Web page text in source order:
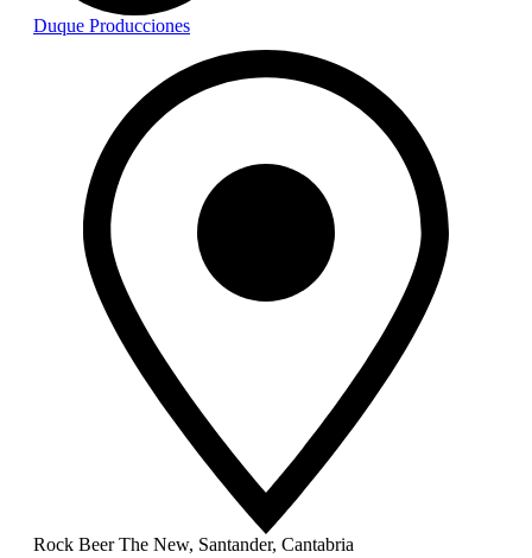
Duque Producciones
Rock Beer The New, Santander, Cantabria